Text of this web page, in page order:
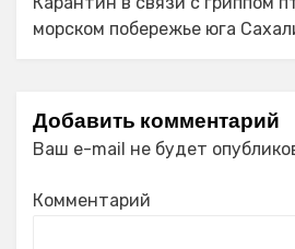
морском побережье юга
Добавить комментарий
Ваш e-mail не будет
Комментарий